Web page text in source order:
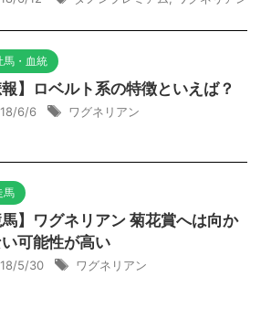
馬・血統
報】ロベルト系の特徴といえば？
6/6 ワグネリアン
馬
馬】ワグネリアン 菊花賞へは向か
可能性が高い
5/30 ワグネリアン